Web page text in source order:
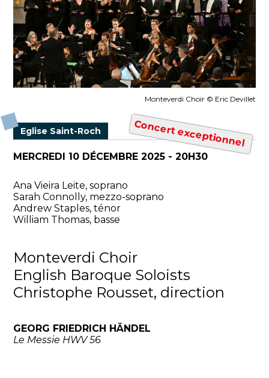
Monteverdi Choir © Eric Devillet
Eglise Saint-Roch
MERCREDI 10 DÉCEMBRE 2025 - 20H30
Concert exceptionnel
Ana Vieira Leite, soprano
Sarah Connolly, mezzo-soprano
Andrew Staples, ténor
William Thomas, basse
Monteverdi Choir
English Baroque Soloists
Christophe Rousset, direction
GEORG FRIEDRICH HÄNDEL
Le Messie HWV 56